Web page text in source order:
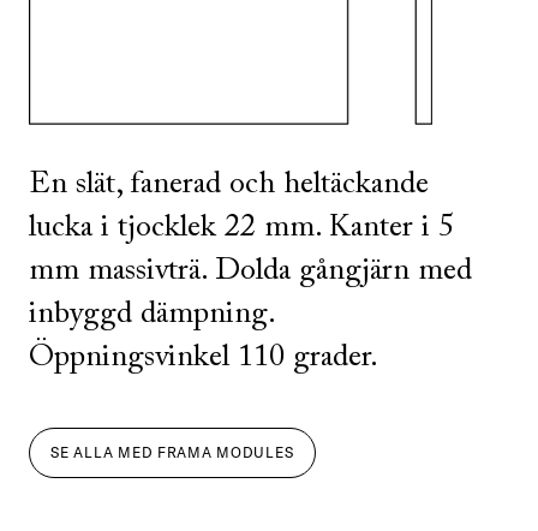
En slät, fanerad och heltäckande
lucka i tjocklek 22 mm. Kanter i 5
mm massivträ. Dolda gångjärn med
inbyggd dämpning.
Öppningsvinkel 110 grader.
SE ALLA MED FRAMA MODULES